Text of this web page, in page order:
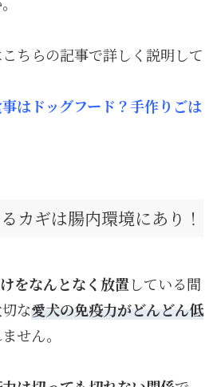
ちらの記事で詳しく説明して
はドッグフード？手作りごは
カギは腸内環境にあり！
をなんとなく放置している間
な愛犬の免疫力がどんどん低
せん。